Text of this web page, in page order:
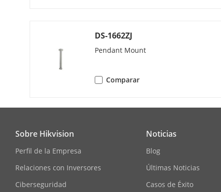
DS-1662ZJ
Pendant Mount
Comparar
Sobre Hikvision
Perfil de la Empresa
Relaciones con Inversores
Ciberseguridad
Noticias
Blog
Últimas Noticias
Casos de Éxito